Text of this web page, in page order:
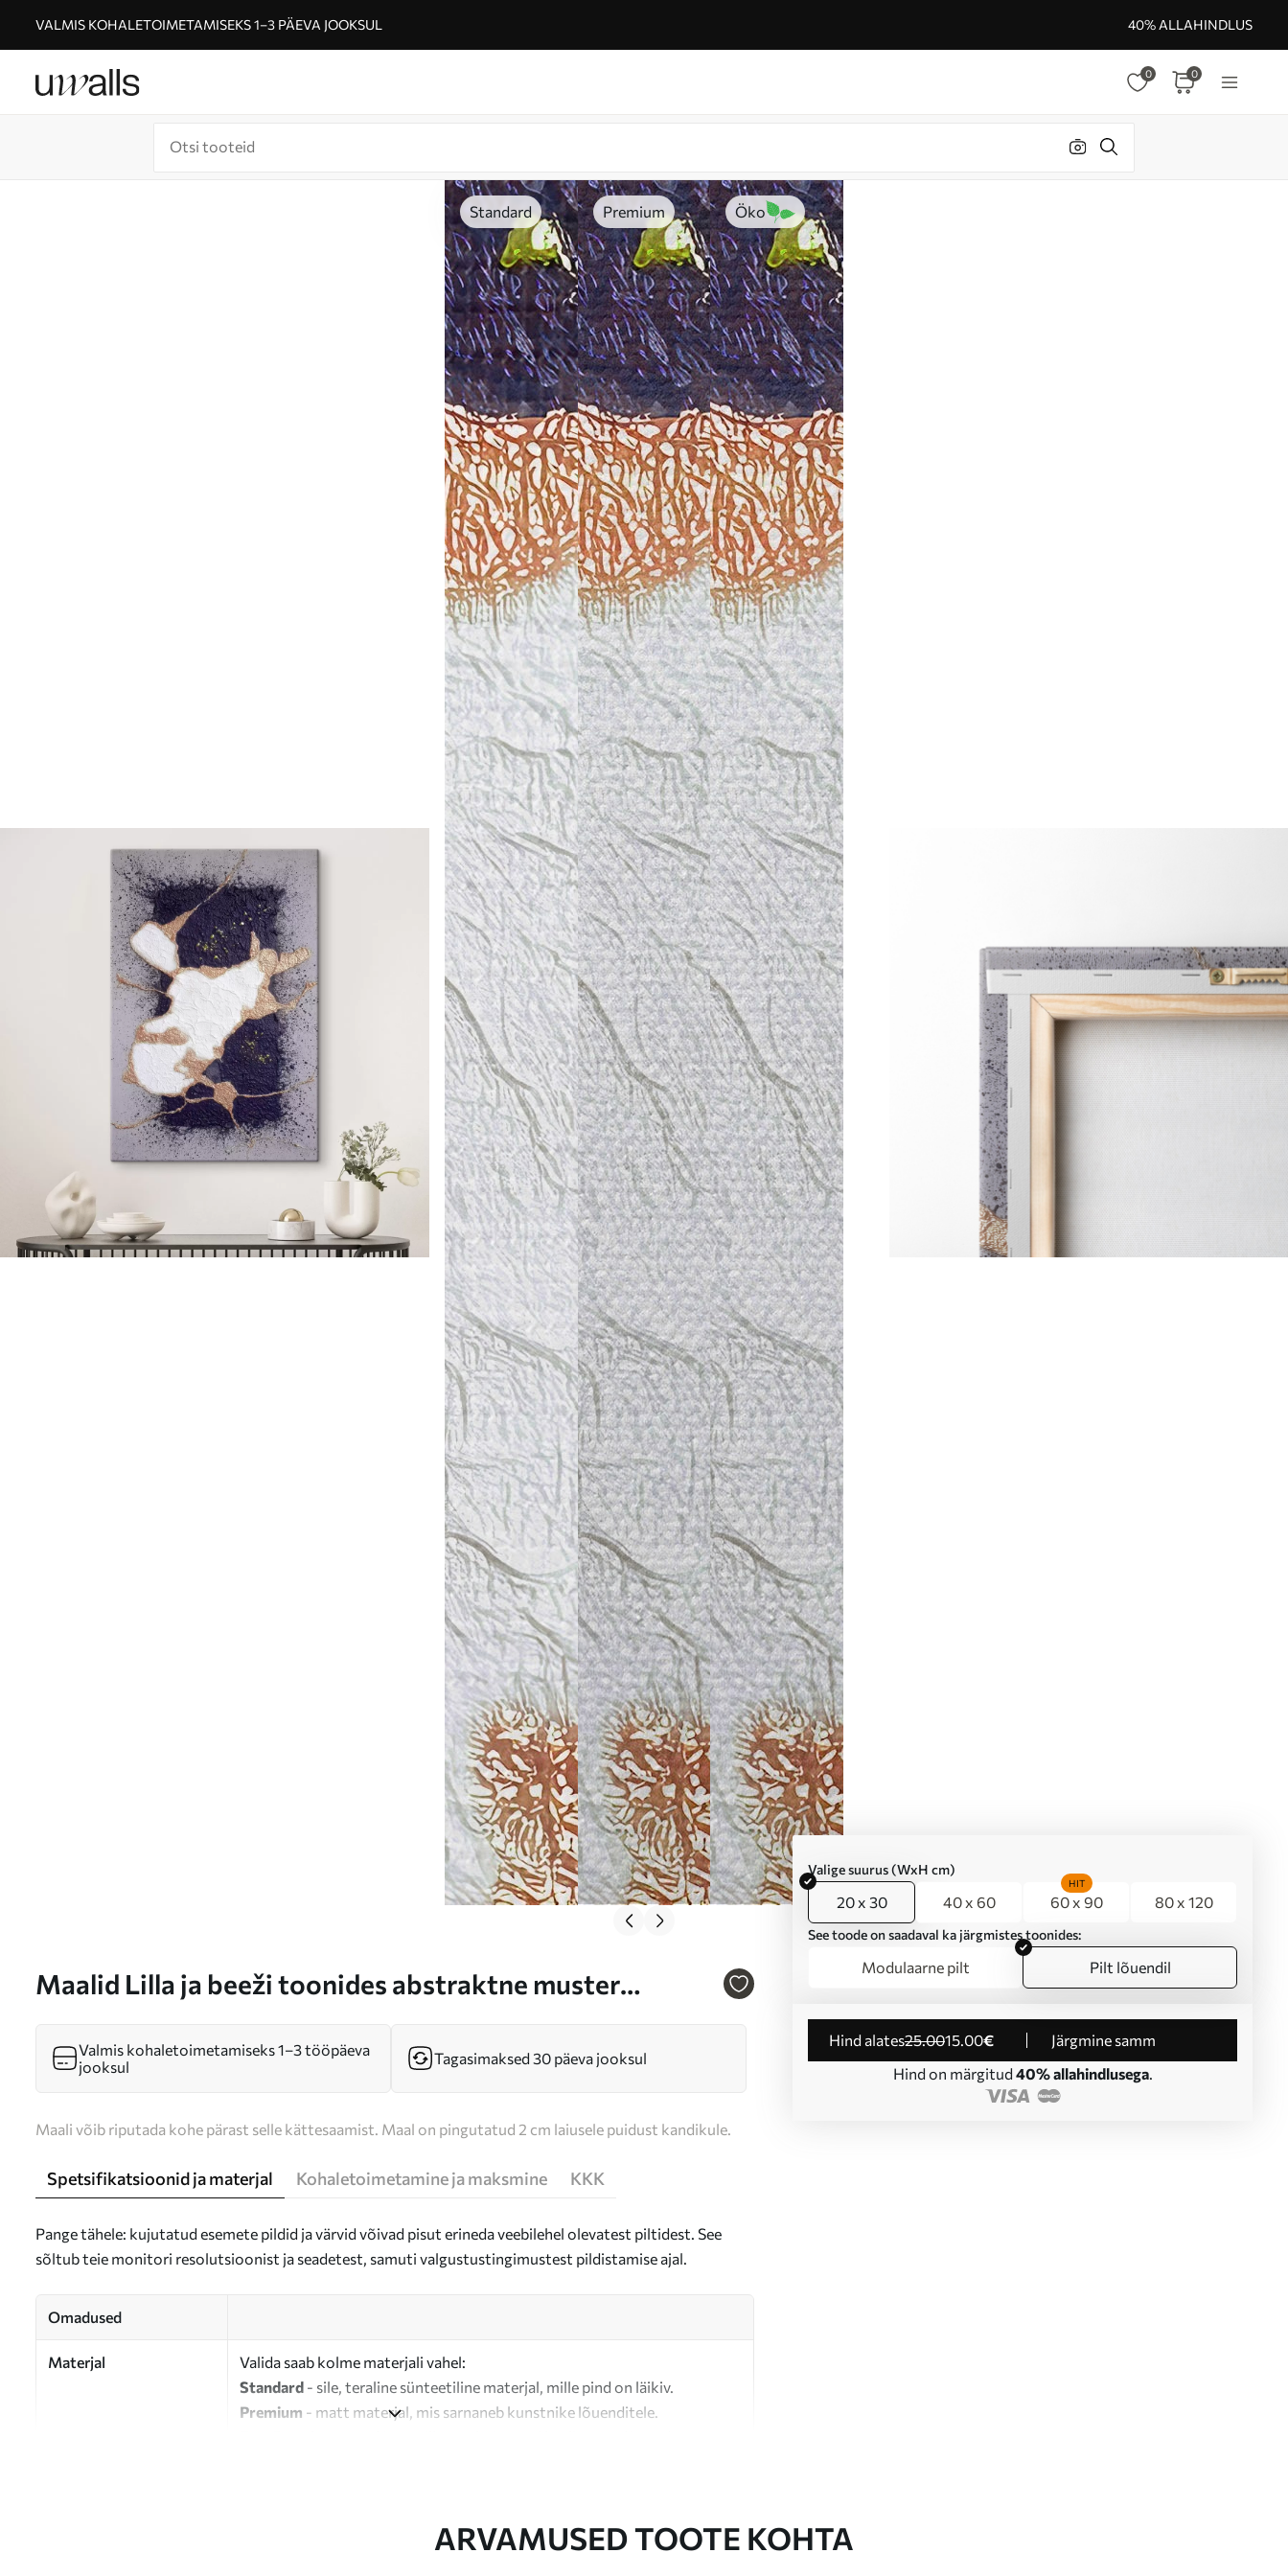
VALMIS KOHALETOIMETAMISEKS 1–3 PÄEVA JOOKSUL 40% ALLAHINDLUS
0 0
Standard Premium Öko
Maalid Lilla ja beeži toonides abstraktne muster
Valige suurus (WxH cm)
20 x 30 40 x 60 60 x 90
HIT
80 x 120
See toode on saadaval ka järgmistes toonides:
Modulaarne pilt Pilt lõuendil
Hind alates25.0015.00€
Järgmine samm
Hind on märgitud 40% allahindlusega.
Valmis kohaletoimetamiseks 1–3 tööpäeva
jooksul
Tagasimaksed 30 päeva jooksul
Maali võib riputada kohe pärast selle kättesaamist. Maal on pingutatud 2 cm laiusele puidust kandikule.
Spetsifikatsioonid ja materjal Kohaletoimetamine ja maksmine KKK
Pange tähele: kujutatud esemete pildid ja värvid võivad pisut erineda veebilehel olevatest piltidest. See
sõltub teie monitori resolutsioonist ja seadetest, samuti valgustustingimustest pildistamise ajal.
Omadused
Materjal
Valida saab kolme materjali vahel:
Standard - sile, teraline sünteetiline materjal, mille pind on läikiv.
Premium - matt materjal, mis sarnaneb kunstnike lõuenditele.
ARVAMUSED TOOTE KOHTA